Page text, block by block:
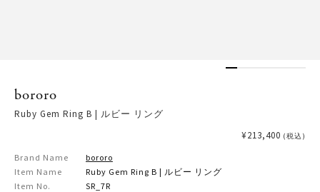
bororo
Ruby Gem Ring B | ルビー リング
¥213,400 (税込)
Brand Name
bororo
Item Name
Ruby Gem Ring B | ルビー リング
Item No.
SR_7R